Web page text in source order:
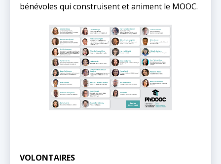
bénévoles qui construisent et animent le MOOC.
VOLONTAIRES